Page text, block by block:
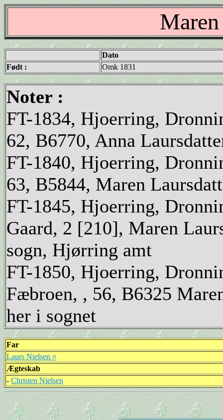
Dato
Født :
Omk 1831
Noter :
FT-1834, Hjoerring,
62, B6770, Anna
FT-1840, Hjoerring,
63, B5844, Maren
FT-1845, Hjoerring,
Gaard, 2 [210], Maren
sogn, Hjørring amt
FT-1850, Hjoerring,
Fæbroen, , 56, B6325
her i sognet
Far
Laurs Nielsen ¤
Ægteskab
- Christen Nielsen